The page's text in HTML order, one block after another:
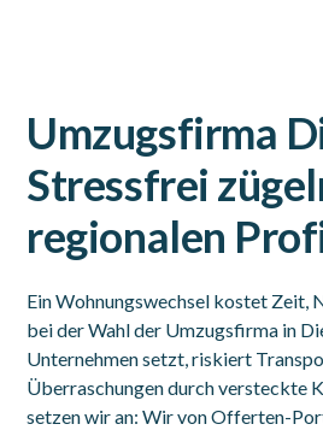
Umzugsfirma
Stressfrei
regionalen
Ein Wohnungswechsel kostet Zeit,
bei der Wahl der Umzugsfirma in
Unternehmen setzt, riskiert
Überraschungen durch versteckte
setzen wir an: Wir von Offerten-